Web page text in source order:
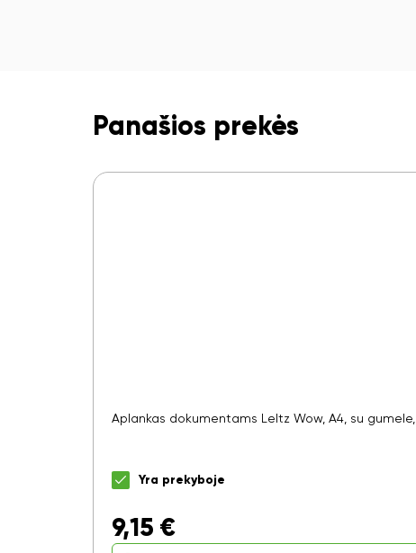
Panašios prekės
Aplankas dokumentams LeItz Wow, A4, su
Yra prekyboje
9,15 €